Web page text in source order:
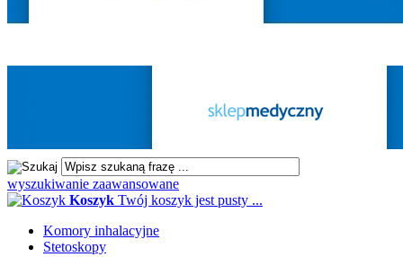
wyszukiwanie zaawansowane
Koszyk Twój koszyk jest pusty ...
Komory inhalacyjne
Stetoskopy